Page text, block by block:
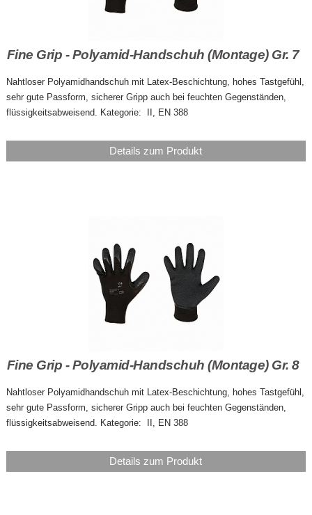
Fine Grip - Polyamid-Handschuh (Montage) Gr. 7
Nahtloser Polyamidhandschuh mit Latex-Beschichtung, hohes Tastgefühl,
sehr gute Passform, sicherer Gripp auch bei feuchten Gegenständen,
flüssigkeitsabweisend. Kategorie: II, EN 388
Details zum Produkt
Fine Grip - Polyamid-Handschuh (Montage) Gr. 8
Nahtloser Polyamidhandschuh mit Latex-Beschichtung, hohes Tastgefühl,
sehr gute Passform, sicherer Gripp auch bei feuchten Gegenständen,
flüssigkeitsabweisend. Kategorie: II, EN 388
Details zum Produkt